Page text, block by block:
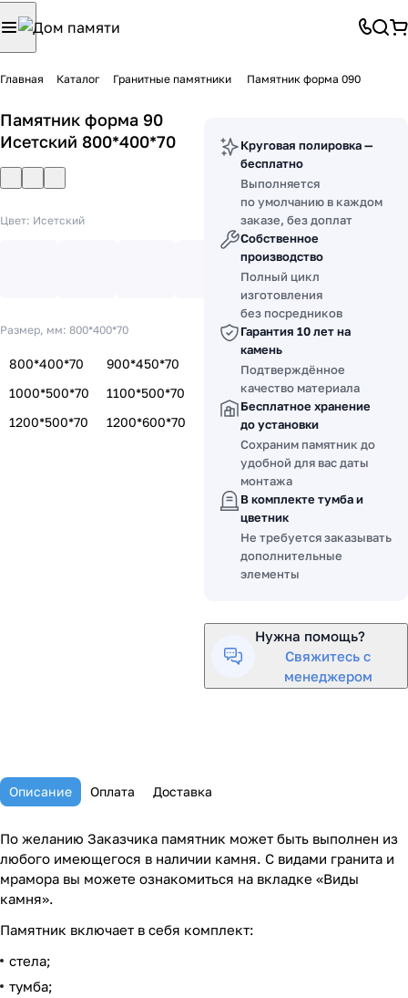
Главная Каталог Гранитные памятники Памятник форма 090
Памятник форма 90
Исетский 800*400*70
Цвет: Исетский
Размер, мм: 800*400*70
800*400*70
900*450*70
1000*500*70
1100*500*70
1200*500*70
1200*600*70
Круговая полировка —
бесплатно
Выполняется
по умолчанию в каждом
заказе, без доплат
Собственное
производство
Полный цикл
изготовления
без посредников
Гарантия 10 лет на
камень
Подтверждённое
качество материала
Бесплатное хранение
до установки
Сохраним памятник до
удобной для вас даты
монтажа
В комплекте тумба и
цветник
Не требуется заказывать
дополнительные
элементы
Нужна помощь?
Свяжитесь с
менеджером
Описание Оплата Доставка
По желанию Заказчика памятник может быть выполнен из
любого имеющегося в наличии камня. С видами гранита и
мрамора вы можете ознакомиться на вкладке «Виды
камня».
Памятник включает в себя комплект:
стела;
тумба;